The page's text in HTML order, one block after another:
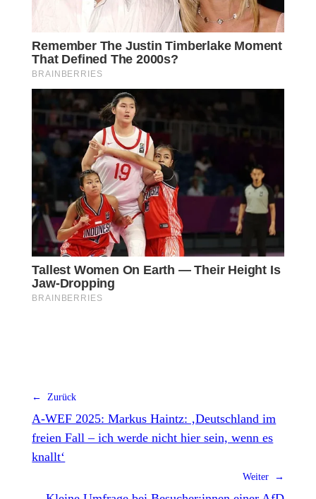
← Zurück
A-WEF 2025: Markus Haintz: ‚Deutschland im
freien Fall – ich werde nicht hier sein, wenn es
knallt‘
Weiter →